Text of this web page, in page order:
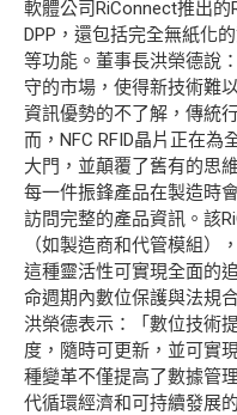
軟體公司RiConnect推出
DPP，還包括完全無紙化
等功能。董事長洪榮德說
守的市場，使得新技術難
資訊優勢的不了解，傳統
而，NFC RFID晶片正在
大門，並顛覆了舊有的思維
每一件振鋒產品在製造時
訪問完整的產品資訊。該
（如製造商和代管模組）
這種靈活性可實現全面的
命週期內數位保護與法規
洪榮德表示：「數位技術
度，隨時可更新，並可實
種變革不僅提高了數據管
代循環經濟和可持續發展